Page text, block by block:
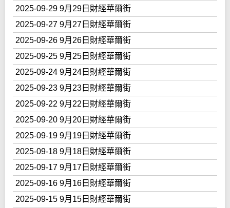
2025-09-29 9月29日財經華爾街
2025-09-27 9月27日財經華爾街
2025-09-26 9月26日財經華爾街
2025-09-25 9月25日財經華爾街
2025-09-24 9月24日財經華爾街
2025-09-23 9月23日財經華爾街
2025-09-22 9月22日財經華爾街
2025-09-20 9月20日財經華爾街
2025-09-19 9月19日財經華爾街
2025-09-18 9月18日財經華爾街
2025-09-17 9月17日財經華爾街
2025-09-16 9月16日財經華爾街
2025-09-15 9月15日財經華爾街